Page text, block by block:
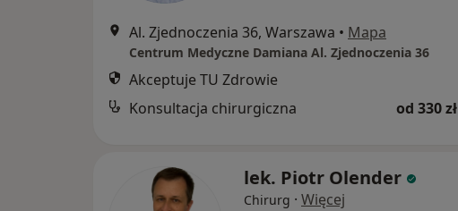
Al. Zjednoczenia 36, Warszawa • Mapa
Centrum Medyczne Damiana Al. Zjednoczenia 36
Akceptuje TU Zdrowie
Konsultacja chirurgiczna
od 330 zł
lek. Piotr Olender
Chirurg · Więcej